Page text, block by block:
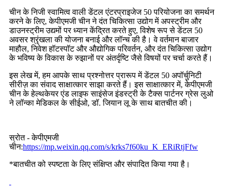
चीन के निजी स्वामित्व वाली डेंटल एंटरप्राइजेज 50 परियोजना का समर्थन
करने के लिए, केपीएमजी चीन ने दंत चिकित्सा उद्योग में अपस्ट्रीम और
डाउनस्ट्रीम उद्यमों पर ध्यान केंद्रित करते हुए, विशेष रूप से डेंटल 50
अवसर श्रृंखला की योजना बनाई और लॉन्च की है। वे वर्तमान बाजार
माहौल, निवेश हॉटस्पॉट और औद्योगिक परिवर्तन, और दंत चिकित्सा उद्योग
के भविष्य के विकास के रुझानों पर अंतर्दृष्टि जैसे विषयों पर चर्चा करते हैं।
इस लेख में, हम आपके साथ प्रश्नोत्तर प्रारूप में डेंटल 50 अपॉर्चुनिटी
सीरीज़ का संवाद साक्षात्कार साझा करते हैं। इस साक्षात्कार में, केपीएमजी
चीन के हेल्थकेयर एंड लाइफ साइंसेज इंडस्ट्री के टैक्स पार्टनर ग्रेस लुओ
ने लॉन्का मेडिकल के सीईओ, डॉ. जियान लू के साथ बातचीत की।
स्रोत - केपीएमजी
चीन:https://mp.weixin.qq.com/s/krks7f60ku_K_ERiRtjFfw
*बातचीत को स्पष्टता के लिए संक्षिप्त और संपादित किया गया है।